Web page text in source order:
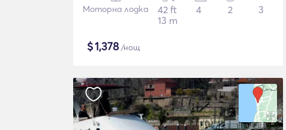
Моторна лодка
42 ft
13 m
4 2 3
$1,378/нощ